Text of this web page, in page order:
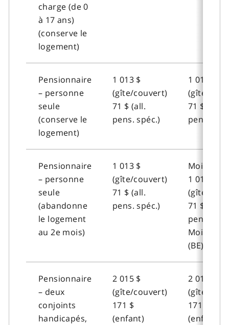
charge (de 0
à 17 ans)
(conserve le
logement)
Pensionnaire
– personne
seule
(conserve le
logement)
1 013 $
(gîte/couvert)
71 $ (all.
pens. spéc.)
1 013 $
(gîte/
71 $ (all.
pens.
Pensionnaire
– personne
seule
(abandonne
le logement
au 2e mois)
1 013 $
(gîte/couvert)
71 $ (all.
pens. spéc.)
Mois 1-2 :
1 013 $
(gîte/
71 $ (all.
pens.
Mois 3 :
(BE)
Pensionnaire
– deux
conjoints
handicapés,
2 015 $
(gîte/couvert)
171 $
(enfant)
2 015 $
(gîte/
171 $
(enfant)